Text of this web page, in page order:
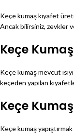
Keçe kumaş kıyafet
Ancak bilirsiniz, zevkler
Keçe
Keçe kumaş mevcut
keçeden yapılan
Keçe Kumaş
Keçe kumaş